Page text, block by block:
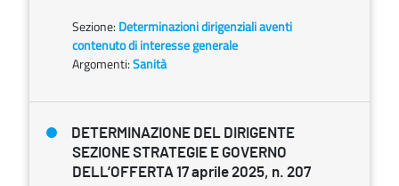
Sezione: Determinazioni dirigenziali aventi
contenuto di interesse generale
Argomenti:Sanità
DETERMINAZIONE DEL DIRIGENTE
SEZIONE STRATEGIE E GOVERNO
DELL’OFFERTA 17 aprile 2025, n. 207